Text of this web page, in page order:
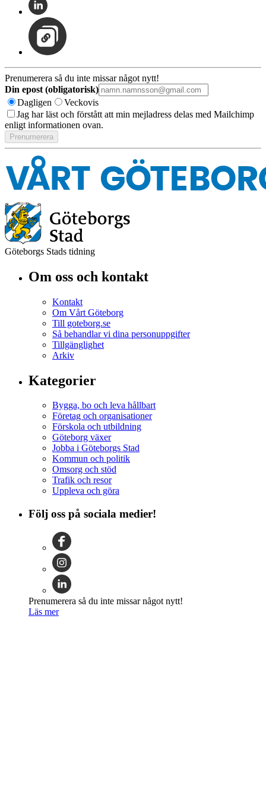
Prenumerera så du inte missar något nytt!
Din epost (obligatorisk)
Dagligen
Veckovis
Jag har läst och förstått att min mejladress delas med Mailchimp
enligt informationen ovan.
Göteborgs Stads tidning
Om oss och kontakt
Kontakt
Om Vårt Göteborg
Till goteborg.se
Så behandlar vi dina personuppgifter
Tillgänglighet
Arkiv
Kategorier
Bygga, bo och leva hållbart
Företag och organisationer
Förskola och utbildning
Göteborg växer
Jobba i Göteborgs Stad
Kommun och politik
Omsorg och stöd
Trafik och resor
Uppleva och göra
Följ oss på sociala medier!
Prenumerera så du inte missar något nytt!
Läs mer